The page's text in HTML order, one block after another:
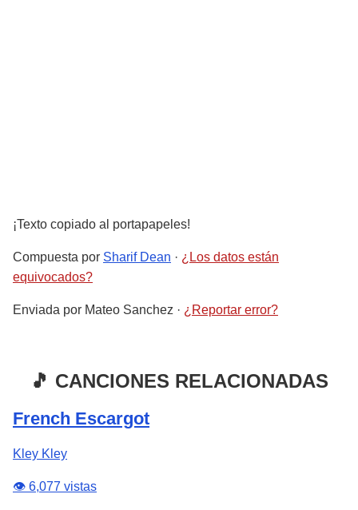
¡Texto copiado al portapapeles!
Compuesta por Sharif Dean · ¿Los datos están
equivocados?
Enviada por Mateo Sanchez · ¿Reportar error?
🎵 CANCIONES RELACIONADAS
French Escargot
Kley Kley
👁️ 6,077 vistas